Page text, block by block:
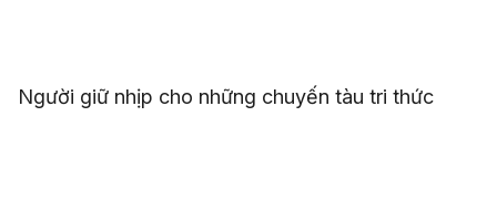
Người giữ nhịp cho những chuyến tàu tri thức